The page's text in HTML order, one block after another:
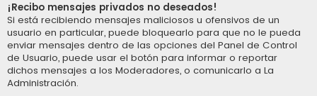
¡Recibo mensajes privados no deseados!
Si está recibiendo mensajes maliciosos u ofensivos de un
usuario en particular, puede bloquearlo para que no le pueda
enviar mensajes dentro de las opciones del Panel de Control
de Usuario, puede usar el botón para informar o reportar
dichos mensajes a los Moderadores, o comunicarlo a La
Administración.